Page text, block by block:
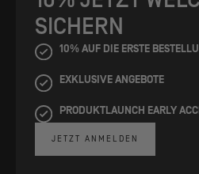
SICHERN
10% AUF DIE ERSTE
EXKLUSIVE ANGEBOTE
PRODUKTLAUNCH EARLY
JETZT ANMELDEN